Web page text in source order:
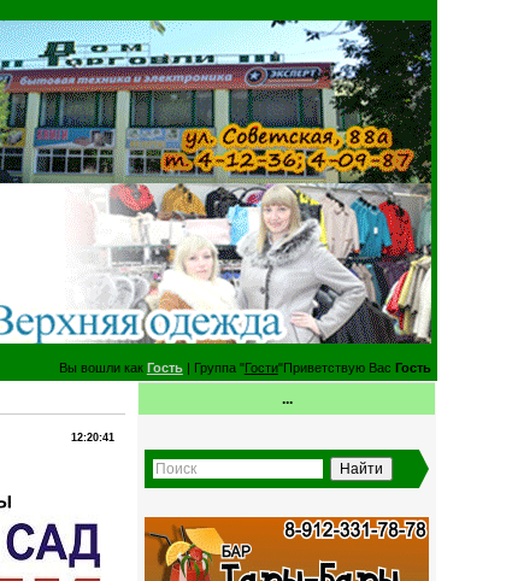
Вы вошли как Гость| Группа "Гости"Приветствую Вас Гость
12:20:41
...